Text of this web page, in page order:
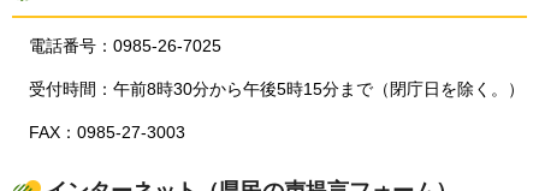
電話番号：0985-26-7025
受付時間：午前8時30分から午後5時15分まで（閉庁日を除く。）
FAX：0985-27-3003